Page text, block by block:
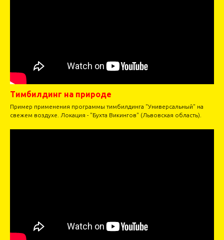
Тимбилдинг на природе
Пример применения программы тимбилдинга "Универсальный" на
свежем воздухе. Локация - "Бухта Викингов" (Львовская область).